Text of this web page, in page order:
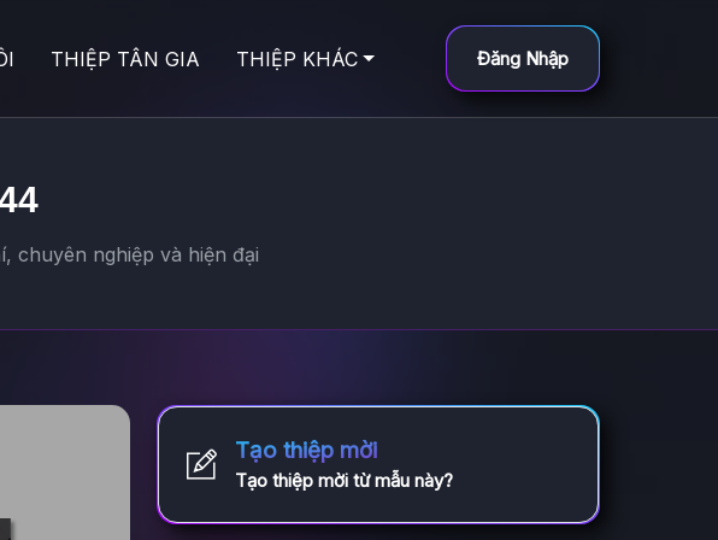
THIỆP TÂN GIA THIỆP KHÁC Đăng Nhập
chuyên nghiệp và hiện đại
Tạo thiệp mời
Tạo thiệp mời từ mẫu này?